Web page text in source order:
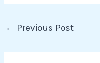
← Previous Post